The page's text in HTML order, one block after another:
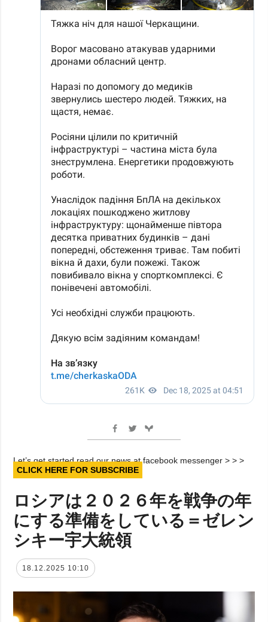
Let’s get started read our news at facebook messenger > > >
CLICK HERE FOR SUBSCRIBE
ロシアは２０２６年を戦争の年
にする準備をしている＝ゼレン
シキー宇大統領
18.12.2025 10:10